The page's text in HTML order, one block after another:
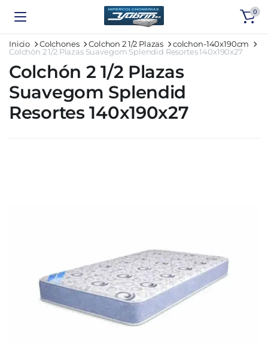
0
Inicio Colchones Colchon 2 1/2 Plazas
colchon-140x190cm
Colchón 2 1/2 Plazas Suavegom Splendid Resortes 140x190x27
Colchón 2 1/2 Plazas
Suavegom Splendid
Resortes 140x190x27